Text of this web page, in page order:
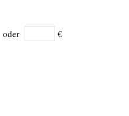
oder €